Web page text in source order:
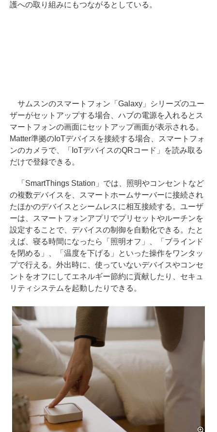
護への取り組みにもつながるとしている。
サムスンのスマートフォン「Galaxy」シリーズのユー
ザーがセットアップする場合、ハブの電源を入れるとス
マートフォンの画面にセットアップ画面が表示される。
Matter準拠のIoTデバイスを接続する場合、スマートフォ
ンのカメラで、「IoTデバイスのQRコード」を読み取る
だけで登録できる。
「SmartThings Station」では、照明やコンセントなど
の複数デバイスを、スマートホームサーバーに接続され
たほかのデバイスとシームレスに相互接続する。ユーザ
ーは、スマートフォンアプリでプリセットやルーチンを
設定することで、デバイスの制御を自動化できる。たと
えば、寝る時間になったら「照明オフ」、「ブラインド
を閉める」、「温度を下げる」といった操作をワンタッ
プで行える。外出時に、使っていないデバイスやコンセ
ントをオフにしてエネルギー節約に貢献したり、セキュ
リティシステムを起動したりできる。